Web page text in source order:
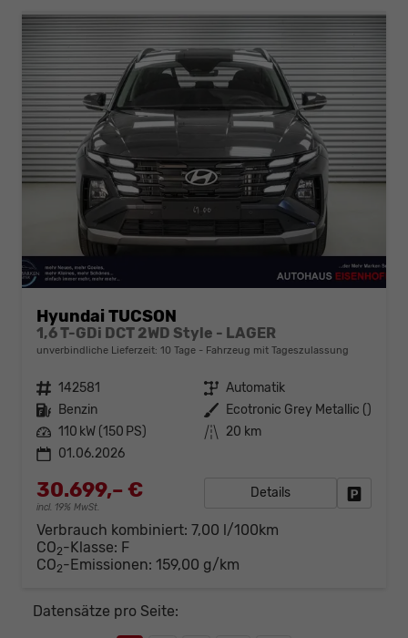
Hyundai TUCSON
1,6 T-GDi DCT 2WD Style - LAGER
unverbindliche Lieferzeit: 10 Tage Fahrzeug mit Tageszulassung
Fahrzeugnr. 142581 Getriebe Automatik
Kraftstoff Benzin Außenfarbe Ecotronic Grey Metallic ()
Leistung 110 kW (150 PS) Kilometerstand 20 km
01.06.2026
30.699,– €
incl. 19% MwSt.
Details
Verbrauch kombiniert: 7,00 l/100km
CO2-Klasse: F
CO2-Emissionen: 159,00 g/km
Datensätze pro Seite: